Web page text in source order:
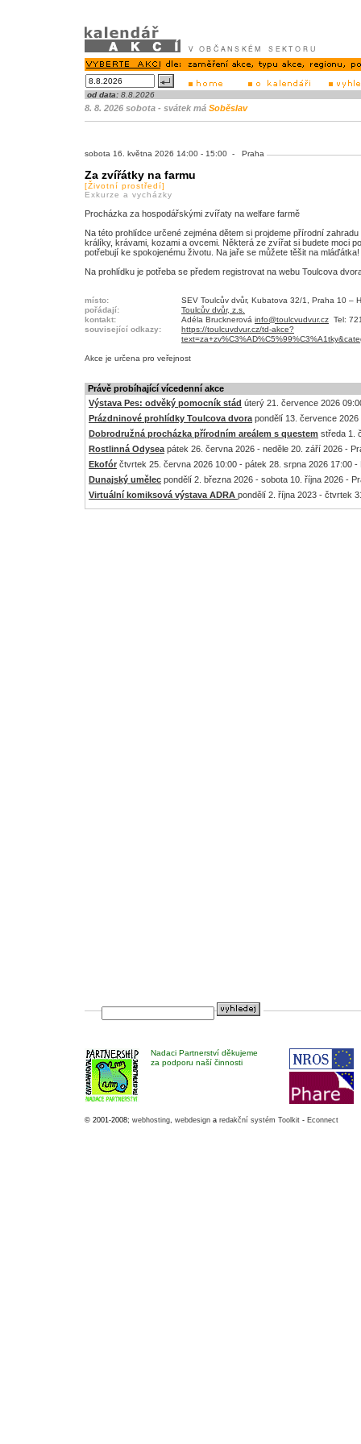
od data: 8.8.2026
8. 8. 2026 sobota - svátek má Soběslav
sobota 16. května 2026 14:00 - 15:00 - Praha
Za zvířátky na farmu
[Životní prostředí]
Exkurze a vycházky
Procházka za hospodářskými zvířaty na welfare farmě
Na této prohlídce určené zejména dětem si projdeme přírodní
králíky, krávami, kozami a ovcemi. Některá ze zvířat si budete moci
potřebují ke spokojenému životu. Na jaře se můžete těšit na mláďátka!
Na prohlídku je potřeba se předem registrovat na webu Toulcova
místo:
SEV Toulcův dvůr, Kubatova 32/1, Praha 10 –
pořádají:
Toulcův dvůr, z.s.
kontakt:
Adéla Brucknerová info@toulcvudvur.cz Tel:
související odkazy:
https://toulcuvdvur.cz/td-akce?
Akce je určena pro veřejnost
Právě probíhající vícedenní akce
Výstava Pes: odvěký pomocník stád úterý 21. července 2026
Prázdninové prohlídky Toulcova dvora pondělí 13. července
Dobrodružná procházka přírodním areálem s questem středa 1.
Rostlinná Odysea pátek 26. června 2026 - neděle 20. září 2026 -
Ekofór čtvrtek 25. června 2026 10:00 - pátek 28. srpna 2026 17:00 -
Dunajský umělec pondělí 2. března 2026 - sobota 10. října 2026 -
Virtuální komiksová výstava ADRA pondělí 2. října 2023 - čtvrtek
Nadaci Partnerství děkujeme
za podporu naší činnosti
© 2001-2008; webhosting, webdesign a redakční systém Toolkit - Econnect